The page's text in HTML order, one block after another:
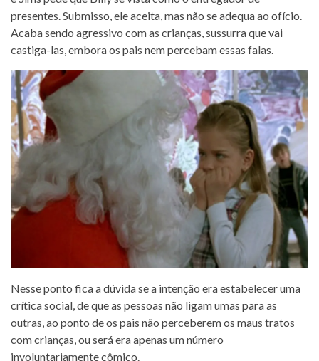
presentes. Submisso, ele aceita, mas não se adequa ao ofício.
Acaba sendo agressivo com as crianças, sussurra que vai
castiga-las, embora os pais nem percebam essas falas.
Nesse ponto fica a dúvida se a intenção era estabelecer uma
crítica social, de que as pessoas não ligam umas para as
outras, ao ponto de os pais não perceberem os maus tratos
com crianças, ou será era apenas um número
involuntariamente cômico.